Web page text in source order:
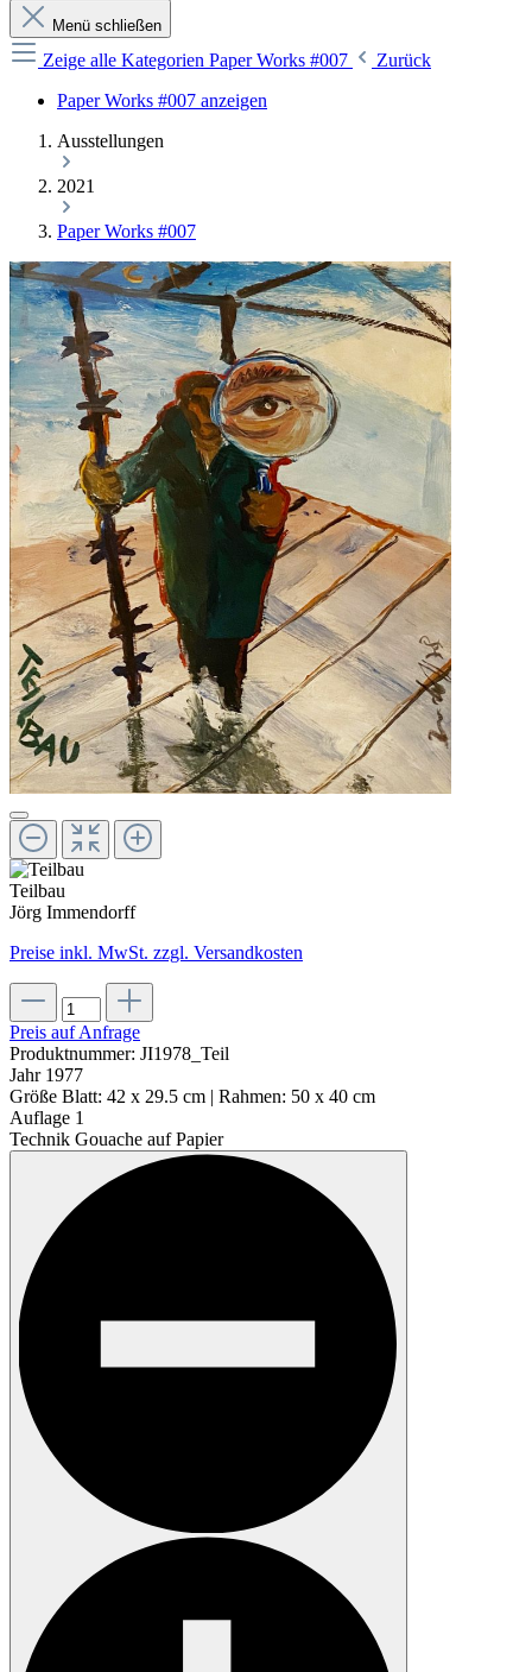
Menü schließen
Zeige alle Kategorien Paper Works #007
Zurück
Paper Works #007 anzeigen
Ausstellungen
2021
Paper Works #007
Teilbau
Jörg Immendorff
Preise inkl. MwSt. zzgl. Versandkosten
Preis auf Anfrage
Produktnummer: JI1978_Teil
Jahr 1977
Größe Blatt: 42 x 29.5 cm | Rahmen: 50 x 40 cm
Auflage 1
Technik Gouache auf Papier